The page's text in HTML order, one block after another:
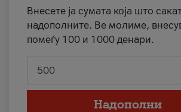
Внесете ја сумата која што
надополните. Ве молиме,
помеѓу 100 и 1000 денари.
Надополни